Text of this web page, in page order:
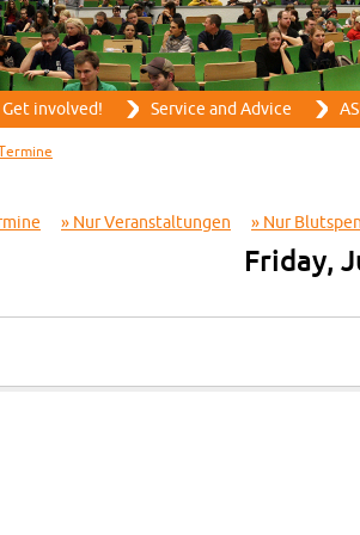
Skip to
Get in­volved! Ser­vice and Ad­vice
Nur Ve­r­anstal­tun­gen Nur
Fri­day,